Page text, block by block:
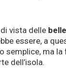
vista delle
essere, a
semplice, ma
dell’isola.